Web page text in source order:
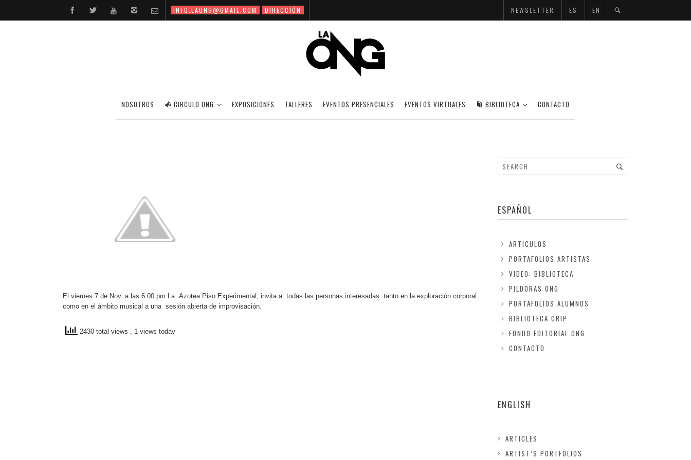
INFO.LAONG@GMAIL.COM DIRECCIÓN NEWSLETTER ES EN
NOSOTROS CIRCULO ONG EXPOSICIONES TALLERES EVENTOS PRESENCIALES EVENTOS VIRTUALES BIBLIOTECA CONTACTO
LA AZOTEA PISO EXPERIMENTAL
12/02/2009 NOTICIAS · SIN CATEGORÍA OFF
El viernes 7 de Nov. a las 6:00 pm La Azotea Piso Experimental, invita a todas las personas interesadas tanto en la exploración corporal
como en el ámbito musical a una sesión abierta de improvisación.
2430 total views , 1 views today
ESPAÑOL
ARTICULOS
PORTAFOLIOS ARTISTAS
VIDEO: BIBLIOTECA
PILDORAS ONG
PORTAFOLIOS ALUMNOS
BIBLIOTECA CRIP
FONDO EDITORIAL ONG
CONTACTO
ENGLISH
ARTICLES
ARTIST’S PORTFOLIOS